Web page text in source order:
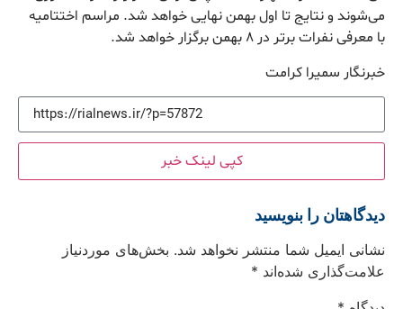
می‌شوند و نتایج تا اول بهمن نهایی خواهد شد. مراسم اختتامیه
با معرفی نفرات برتر در ۸ بهمن برگزار خواهد شد.
خبرنگار سمیرا کرامت
کپی لینک خبر
دیدگاهتان را بنویسید
نشانی ایمیل شما منتشر نخواهد شد. بخش‌های موردنیاز
علامت‌گذاری شده‌اند *